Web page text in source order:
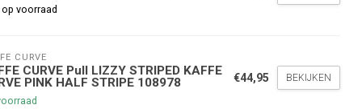
voorraad
CURVE
CURVE Pull LIZZY STRIPED KAFFE
PINK HALF STRIPE 108978
€44,95 BEKIJKEN
van €45,00